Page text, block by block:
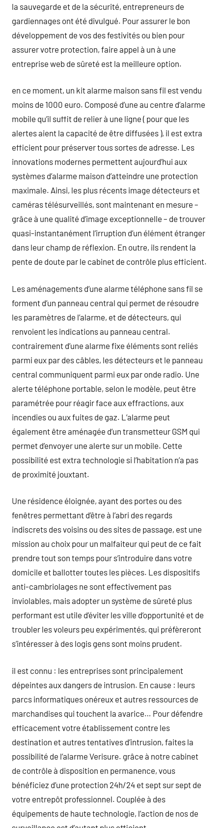
la sauvegarde et de la sécurité, entrepreneurs de
gardiennages ont été divulgué. Pour assurer le bon
développement de vos des festivités ou bien pour
assurer votre protection, faire appel à un à une
entreprise web de sûreté est la meilleure option.
en ce moment, un kit alarme maison sans fil est vendu
moins de 1000 euro. Composé d’une au centre d’alarme
mobile qu’il suffit de relier à une ligne ( pour que les
alertes aient la capacité de être diffusées ), il est extra
efficient pour préserver tous sortes de adresse. Les
innovations modernes permettent aujourd’hui aux
systèmes d’alarme maison d’atteindre une protection
maximale. Ainsi, les plus récents image détecteurs et
caméras télésurveillés, sont maintenant en mesure –
grâce à une qualité d’image exceptionnelle – de trouver
quasi-instantanément l’irruption d’un élément étranger
dans leur champ de réflexion. En outre, ils rendent la
pente de doute par le cabinet de contrôle plus efficient.
Les aménagements d’une alarme téléphone sans fil se
forment d’un panneau central qui permet de résoudre
les paramètres de l’alarme, et de détecteurs, qui
renvoient les indications au panneau central.
contrairement d’une alarme fixe éléments sont reliés
parmi eux par des câbles, les détecteurs et le panneau
central communiquent parmi eux par onde radio. Une
alerte téléphone portable, selon le modèle, peut être
paramétrée pour réagir face aux effractions, aux
incendies ou aux fuites de gaz. L’alarme peut
également être aménagée d’un transmetteur GSM qui
permet d’envoyer une alerte sur un mobile. Cette
possibilité est extra technologie si l’habitation n’a pas
de proximité jouxtant.
Une résidence éloignée, ayant des portes ou des
fenêtres permettant d’être à l’abri des regards
indiscrets des voisins ou des sites de passage, est une
mission au choix pour un malfaiteur qui peut de ce fait
prendre tout son temps pour s’introduire dans votre
domicile et ballotter toutes les pièces. Les dispositifs
anti-cambriolages ne sont effectivement pas
inviolables, mais adopter un système de sûreté plus
performant est utile d’éviter les ville d’opportunité et de
troubler les voleurs peu expérimentés, qui préfèreront
s’intéresser à des logis gens sont moins prudent.
il est connu : les entreprises sont principalement
dépeintes aux dangers de intrusion. En cause : leurs
parcs informatiques onéreux et autres ressources de
marchandises qui touchent la avarice… Pour défendre
efficacement votre établissement contre les
destination et autres tentatives d’intrusion, faites la
possibilité de l’alarme Verisure. grâce à notre cabinet
de contrôle à disposition en permanence, vous
bénéficiez d’une protection 24h/24 et sept sur sept de
votre entrepôt professionnel. Couplée à des
équipements de haute technologie, l’action de nos de